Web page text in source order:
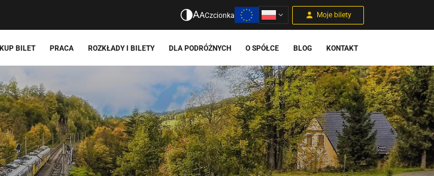
Moje bilety
AACzcionka
KUP BILET PRACA ROZKŁADY I BILETY DLA PODRÓŻNYCH O SPÓŁCE BLOG KONTAKT